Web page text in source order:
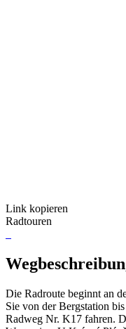
Link kopieren
Radtouren
Die Radroute beginnt an
Sie von der Bergstation
Radweg Nr. K17 fahren.